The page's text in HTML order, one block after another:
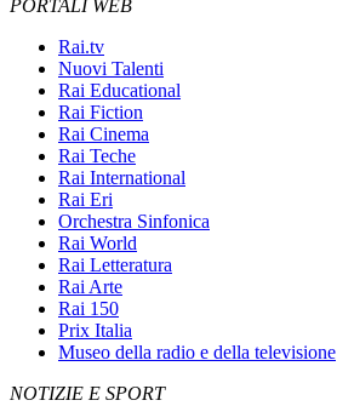
PORTALI WEB
Rai.tv
Nuovi Talenti
Rai Educational
Rai Fiction
Rai Cinema
Rai Teche
Rai International
Rai Eri
Orchestra Sinfonica
Rai World
Rai Letteratura
Rai Arte
Rai 150
Prix Italia
Museo della radio e della televisione
NOTIZIE E SPORT